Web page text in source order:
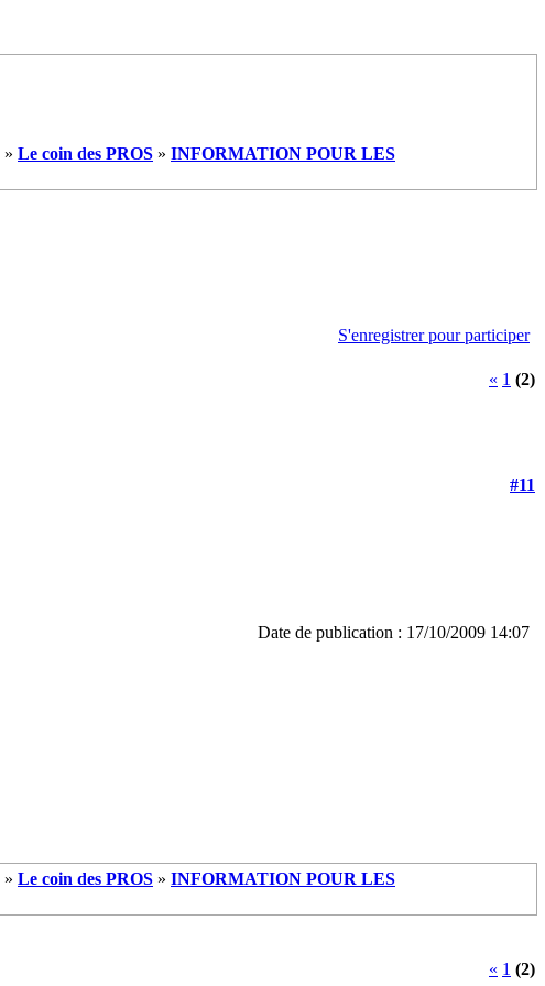
» Le coin des PROS » INFORMATION POUR LES
S'enregistrer pour participer
« 1 (2)
#11
Date de publication : 17/10/2009 14:07
» Le coin des PROS » INFORMATION POUR LES
« 1 (2)